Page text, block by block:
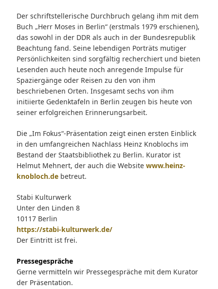
Der schriftstellerische Durchbruch gelang ihm mit dem
Buch „Herr Moses in Berlin“ (erstmals 1979 erschienen),
das sowohl in der DDR als auch in der Bundesrepublik
Beachtung fand. Seine lebendigen Porträts mutiger
Persönlichkeiten sind sorgfältig recherchiert und bieten
Lesenden auch heute noch anregende Impulse für
Spaziergänge oder Reisen zu den von ihm
beschriebenen Orten. Insgesamt sechs von ihm
initiierte Gedenktafeln in Berlin zeugen bis heute von
seiner erfolgreichen Erinnerungsarbeit.
Die „Im Fokus“-Präsentation zeigt einen ersten Einblick
in den umfangreichen Nachlass Heinz Knoblochs im
Bestand der Staatsbibliothek zu Berlin. Kurator ist
Helmut Mehnert, der auch die Website www.heinz-
knobloch.debetreut.
Stabi Kulturwerk
Unter den Linden 8
10117 Berlin
https://stabi-kulturwerk.de/
Der Eintritt ist frei.
Pressegespräche
Gerne vermitteln wir Pressegespräche mit dem Kurator
der Präsentation.